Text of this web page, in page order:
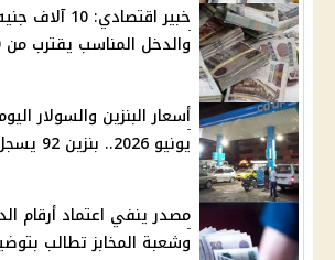
خبير اقتصادي:
والدخل المناسب يقترب من 20 ألفًا
يونيو 2026.. بنزين 92 يسجل 22.25 جنيهًا
مصدر ينفي اعتماد أرقام
وشعبة المخابز تطالب